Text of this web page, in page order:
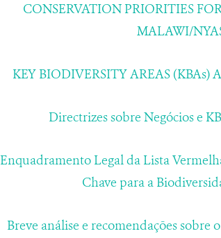
CONSERVATION PRIORITIES
MALAWI/
KEY BIODIVERSITY AREAS (KBAs)
Directrizes sobre Negócios e
Enquadramento Legal da Lista
Chave para a
Breve análise e recomendações sobre